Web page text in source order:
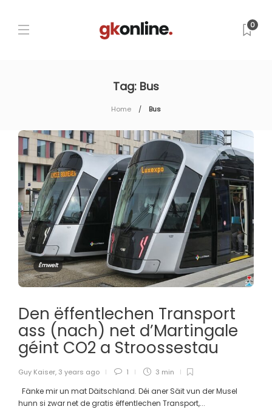
0
Tag: Bus
Home Bus
Ëmwelt
Den ëffentlechen Transport
ass (nach) net d’Martingale
géint CO2 a Stroossestau
Guy Kaiser, 3 years ago 1 3 min
Fänke mir un mat Däitschland. Déi aner Säit vun der Musel
hunn si zwar net de gratis ëffentlechen Transport,...